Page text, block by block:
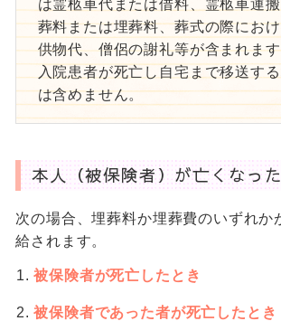
は霊柩車代または借料、霊柩車運
葬料または埋葬料、葬式の際にお
供物代、僧侶の謝礼等が含まれま
入院患者が死亡し自宅まで移送す
は含めません。
本人（被保険者）が亡くなった
次の場合、埋葬料か埋葬費のいずれか
給されます。
被保険者が死亡したとき
被保険者であった者が死亡したとき